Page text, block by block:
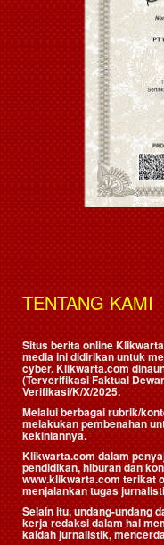
TENTANG KAMI
Situs berita online
media ini didirikan untuk
cyber. Klikwarta.com
(Terverifikasi Faktual
Verifikasi/K/X/2025.
Melalui berbagai rubrik/
melakukan pembenahan
kekiniannya.
Klikwarta.com dalam
pendidikan, hiburan dan
www.klikwarta.com terikat
menjalankan tugas
Selain itu, undang-undang
kerja redaksi dalam hal
kaidah jurnalistik,